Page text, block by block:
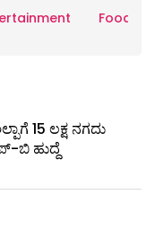
Food
15 ಲಕ್ಷ ನಗದು
ಬಿ ಹುದ್ದೆ